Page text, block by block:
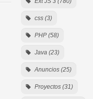
css (3)
PHP (58)
Java (23)
Anuncios (25)
Proyectos (31)